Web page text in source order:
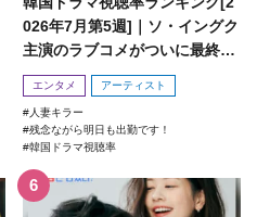
026年7月第5週]｜ソ・イングク
主演のラブコメがついに最終
回！
エンタメ アーティスト
人妻キラー
残念ながら明日も出勤です！
韓国ドラマ視聴率